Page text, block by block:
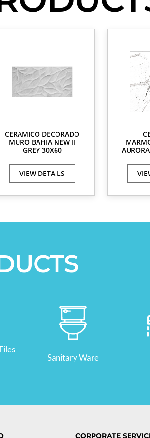
CERÁMICO DECORADO
MURO BAHIA NEW II
GREY 30X60
VIEW DETAILS
Sanitary Ware
CORPORATE